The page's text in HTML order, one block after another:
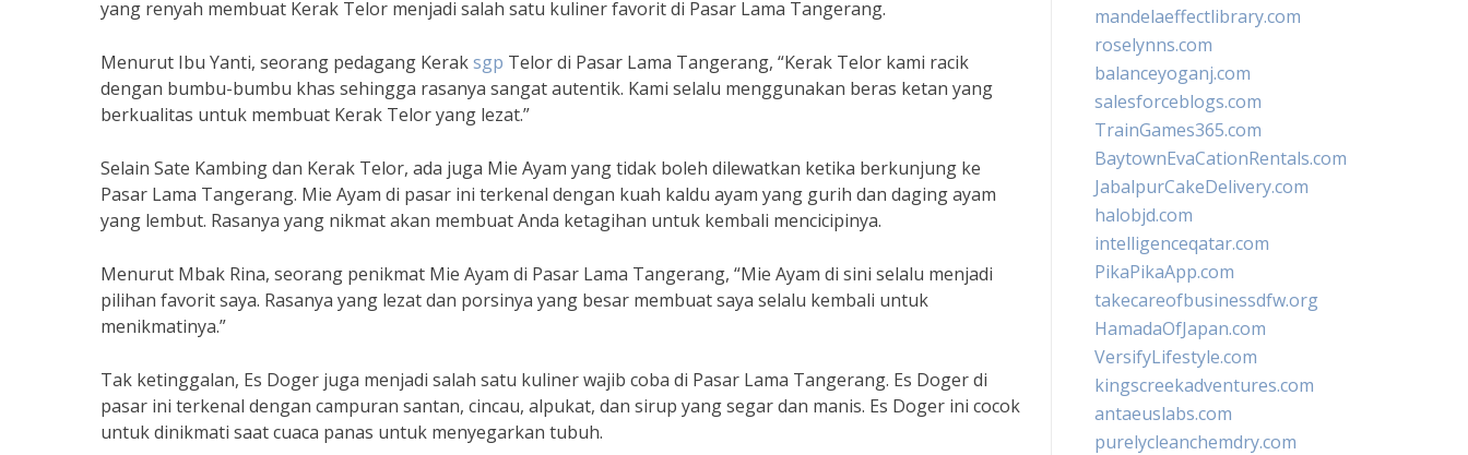
yang renyah membuat Kerak Telor menjadi salah satu kuliner favorit di Pasar Lama Tangerang.
Menurut Ibu Yanti, seorang pedagang Keraksgp Telor di Pasar Lama Tangerang, “Kerak Telor kami racik
dengan bumbu-bumbu khas sehingga rasanya sangat autentik. Kami selalu menggunakan beras ketan yang
berkualitas untuk membuat Kerak Telor yang lezat.”
Selain Sate Kambing dan Kerak Telor, ada juga Mie Ayam yang tidak boleh dilewatkan ketika berkunjung ke
Pasar Lama Tangerang. Mie Ayam di pasar ini terkenal dengan kuah kaldu ayam yang gurih dan daging ayam
yang lembut. Rasanya yang nikmat akan membuat Anda ketagihan untuk kembali mencicipinya.
Menurut Mbak Rina, seorang penikmat Mie Ayam di Pasar Lama Tangerang, “Mie Ayam di sini selalu menjadi
pilihan favorit saya. Rasanya yang lezat dan porsinya yang besar membuat saya selalu kembali untuk
menikmatinya.”
Tak ketinggalan, Es Doger juga menjadi salah satu kuliner wajib coba di Pasar Lama Tangerang. Es Doger di
pasar ini terkenal dengan campuran santan, cincau, alpukat, dan sirup yang segar dan manis. Es Doger ini cocok
untuk dinikmati saat cuaca panas untuk menyegarkan tubuh.
mandelaeffectlibrary.com
roselynns.com
balanceyoganj.com
salesforceblogs.com
TrainGames365.com
BaytownEvaCationRentals.com
JabalpurCakeDelivery.com
halobjd.com
intelligenceqatar.com
PikaPikaApp.com
takecareofbusinessdfw.org
HamadaOfJapan.com
VersifyLifestyle.com
kingscreekadventures.com
antaeuslabs.com
purelycleanchemdry.com